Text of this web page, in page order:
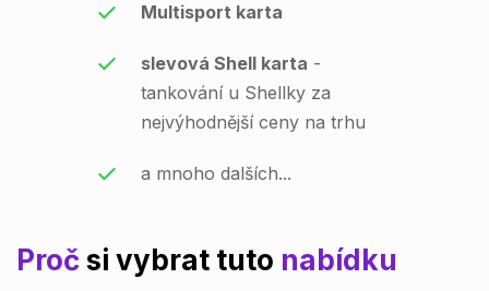
Multisport karta
slevová Shell karta -
tankování u Shellky za
nejvýhodnější ceny na trhu
a mnoho dalších...
Pročsi vybrat tuto nabídku